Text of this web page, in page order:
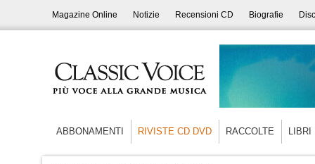
Magazine Online Notizie Recensioni CD Biografie
ABBONAMENTI RIVISTE CD DVD RACCOLTE LIBRI